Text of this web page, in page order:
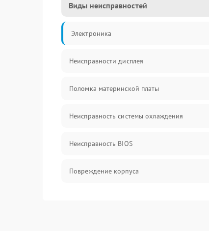
Виды неисправностей
Электроника
Неисправности дисплея
Поломка материнской платы
Неисправность системы охлаждения
Неисправность BIOS
Повреждение корпуса